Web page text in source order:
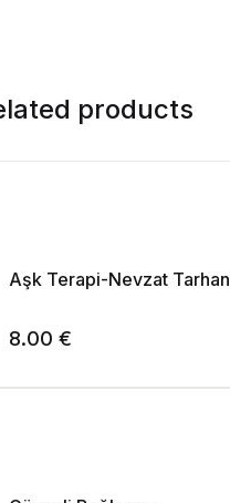
products
Aşk Terapi-Nevzat Tarhan
8.00 €